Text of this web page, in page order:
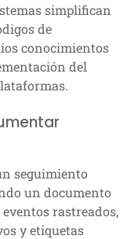
simplifican
de
conocimientos
del
seguimiento
un documento
rastreados,
y etiquetas